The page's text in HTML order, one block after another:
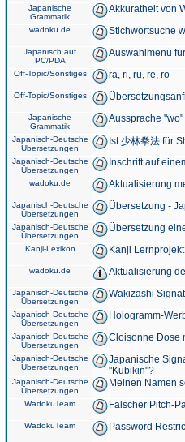
Japanische
Grammatik
Akkuratheit von
wadoku.de Stichwortsuche
Japanisch auf
PC/PDA
Auswahlmenü
Off-Topic/Sonstiges ra, ri, ru, re, ro
Off-Topic/Sonstiges
Japanische
Grammatik
Aussprache "wo"
Japanisch-Deutsche
Übersetzungen
Ist 少林拳法 für
Japanisch-Deutsche
Übersetzungen
Inschrift auf
wadoku.de Aktualisierung
Japanisch-Deutsche
Übersetzungen
Übersetzung -
Japanisch-Deutsche
Übersetzungen
Übersetzung
Kanji-Lexikon Kanji
wadoku.de Aktualisierung
Japanisch-Deutsche
Übersetzungen
Wakizashi
Japanisch-Deutsche
Übersetzungen
Hologramm-
Japanisch-Deutsche
Übersetzungen
Cloisonne Dose
Japanisch-Deutsche
Übersetzungen
Japanische
"Kubikin"?
Japanisch-Deutsche
Übersetzungen
Meinen Namen
WadokuTeam Falscher Pitch-
WadokuTeam Password